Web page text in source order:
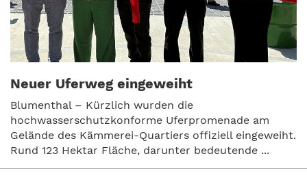
Neuer Uferweg eingeweiht
Blumenthal – Kürzlich wurden die
hochwasserschutzkonforme Uferpromenade am
Gelände des Kämmerei-Quartiers offiziell eingeweiht.
Rund 123 Hektar Fläche, darunter bedeutende ...